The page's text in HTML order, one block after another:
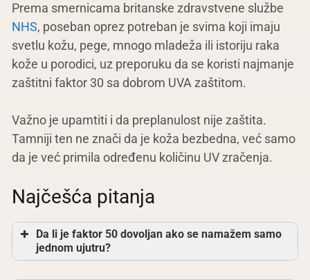
Prema smernicama britanske zdravstvene službe
NHS, poseban oprez potreban je svima koji imaju
svetlu kožu, pege, mnogo mladeža ili istoriju raka
kože u porodici, uz preporuku da se koristi najmanje
zaštitni faktor 30 sa dobrom UVA zaštitom.
Važno je upamtiti i da preplanulost nije zaštita.
Tamniji ten ne znači da je koža bezbedna, već samo
da je već primila određenu količinu UV zračenja.
Najčešća pitanja
Da li je faktor 50 dovoljan ako se namažem samo
jednom ujutru?